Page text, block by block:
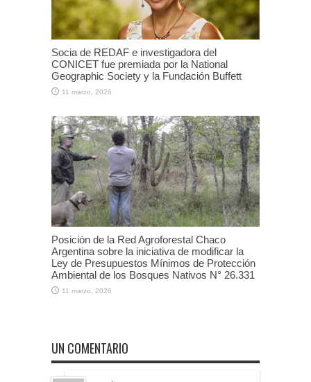
Socia de REDAF e investigadora del
CONICET fue premiada por la National
Geographic Society y la Fundación Buffett
11 marzo, 2026
Posición de la Red Agroforestal Chaco
Argentina sobre la iniciativa de modificar la
Ley de Presupuestos Mínimos de Protección
Ambiental de los Bosques Nativos N° 26.331
11 marzo, 2026
UN COMENTARIO